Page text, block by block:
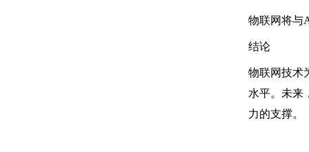
物联网将与
结论
物联网技术
水平。未来
力的支撑。